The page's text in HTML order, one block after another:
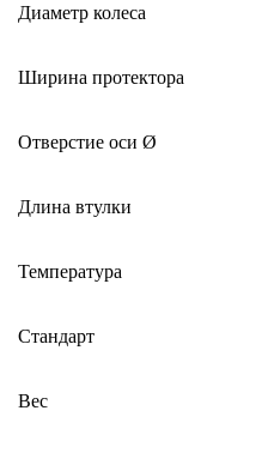
Диаметр колеса
Ширина протектора
Отверстие оси Ø
Длина втулки
Температура
Стандарт
Вес